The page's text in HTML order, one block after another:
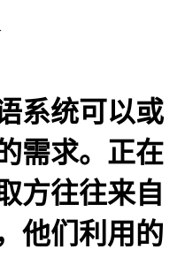
统可以或
需求。正在
方往往来自
他们利用的